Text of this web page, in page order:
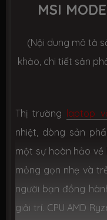
Dung lượng
Công nghệ
CHIP XỬ LÝ ĐỒ HOẠ
VGA tích
hợp
VGA
chuyên
dụng
MSI
(Nội dung mô tả
khảo, chi tiết sản
Thị trường laptop
nhiệt, dòng sản
một sự hoàn hảo về
mỏng gọn nhẹ và
người bạn đồng
giải trí. CPU AMD